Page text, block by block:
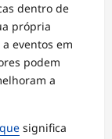
dentro de
própria
eventos em
podem
a
significa